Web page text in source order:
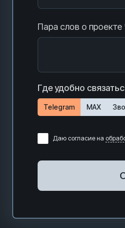
Пара слов о проекте
Где удобно
Telegram MAX
Даю согласие на